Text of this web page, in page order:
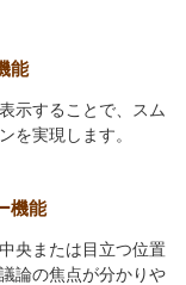
能
示することで、スム
を実現します。
機能
央または目立つ位置
論の焦点が分かりや